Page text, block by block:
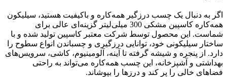
اگر به دنبال یک چسب درزگیر همه‌کاره و باکیفیت هستید، سیلیکون
همه‌کاره کاسپین مشکی 300 میلی‌لیتر گزینه‌ای عالی برای
شماست. این محصول توسط شرکت معتبر کاسپین تولید شده و با
ساختار سیلیکونی خود، توانایی درزگیری و چسباندن انواع سطوح را
دارد. از پنجره و شیشه گرفته تا آینه، آلومینیوم، کاشی، سرویس‌های
بهداشتی و آشپزخانه، این چسب همه‌کاره می‌تواند به راحتی
فضاهای خالی را پر کند و درزها را بپوشاند.